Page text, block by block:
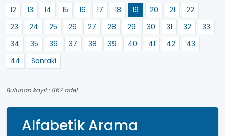
12
13 14 15 16 17 18 19 20 21
22
23
24 25 26 27 28 29 30 31 32
33
34
35 36 37 38 39 40 41 42
43
44
Sonraki
Bulunan kayıt : 867 adet
Alfabetik Arama